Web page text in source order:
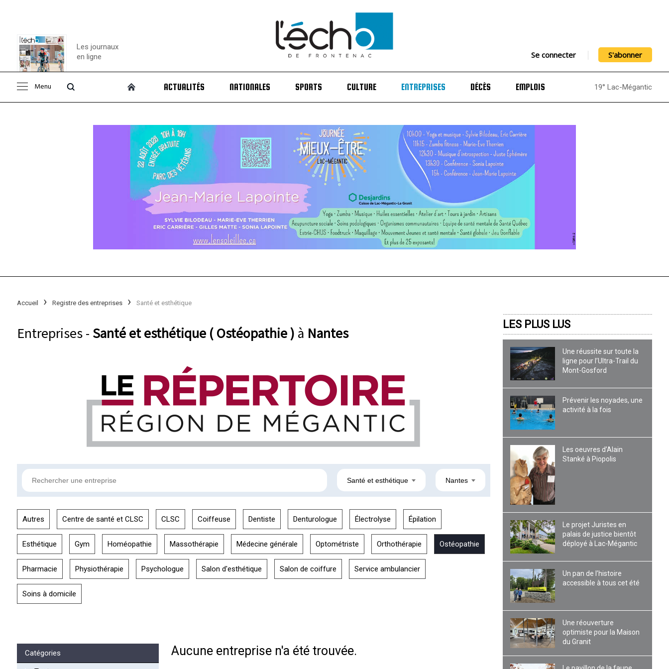
Consulter le
Les journaux
en ligne
Se connecter S'abonner
Menu ACTUALITÉS NATIONALES SPORTS CULTURE ENTREPRISES DÉCÈS EMPLOIS 19° Lac-Mégantic
Accueil Registre des entreprises Santé et esthétique
Entreprises - Santé et esthétique ( Ostéopathie ) à Nantes
Santé et esthétique Nantes
Autres Centre de santé et CLSC CLSC Coiffeuse Dentiste Denturologue Électrolyse Épilation
Esthétique Gym Homéopathie Massothérapie Médecine générale Optométriste Orthothérapie Ostéopathie
Pharmacie Physiothérapie Psychologue Salon d'esthétique Salon de coiffure Service ambulancier
Soins à domicile
Catégories Aucune entreprise n'a été trouvée.
LES PLUS LUS
Une réussite sur toute la
ligne pour l’Ultra-Trail du
Mont-Gosford
Prévenir les noyades, une
activité à la fois
Les oeuvres d’Alain
Stanké à Piopolis
Le projet Juristes en
palais de justice bientôt
déployé à Lac-Mégantic
Un pan de l’histoire
accessible à tous cet été
Une réouverture
optimiste pour la Maison
du Granit